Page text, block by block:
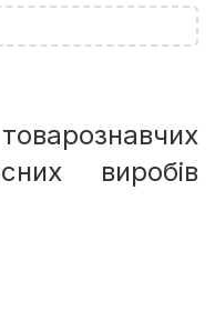
виробів